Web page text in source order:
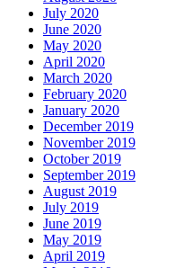
July 2020
June 2020
May 2020
April 2020
March 2020
February 2020
January 2020
December 2019
November 2019
October 2019
September 2019
August 2019
July 2019
June 2019
May 2019
April 2019